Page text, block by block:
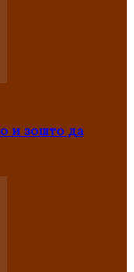
и зошто да